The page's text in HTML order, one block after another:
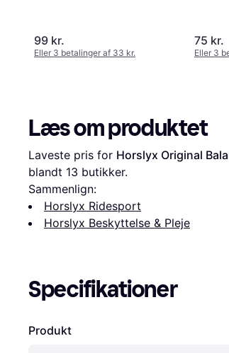
99 kr.
Eller 3 betalinger af 33 kr.
75 kr.
Eller 3
Læs om produktet
Laveste pris for Horslyx Original
blandt 13 butikker.
Sammenlign:
Horslyx Ridesport
Horslyx Beskyttelse & Pleje
Specifikationer
Produkt